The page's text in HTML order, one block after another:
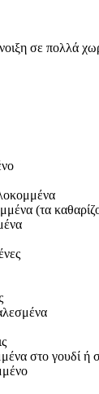
σε πολλά
(τα
στο γουδί ή